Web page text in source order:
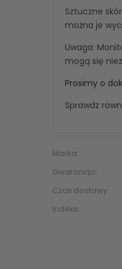
Sztuczne
można je
Uwaga:
mogą się
Prosimy o
Sprawdz
Marka:
Gwarancja:
Czas dostawy:
Indeks: